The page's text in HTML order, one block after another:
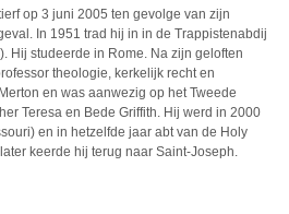
op 3 juni 2005 ten gevolge van zijn
In 1951 trad hij in in de Trappistenabdij
Hij studeerde in Rome. Na zijn geloften
theologie, kerkelijk recht en
en was aanwezig op het Tweede
Teresa en Bede Griffith. Hij werd in 2000
en in hetzelfde jaar abt van de Holy
keerde hij terug naar Saint-Joseph.